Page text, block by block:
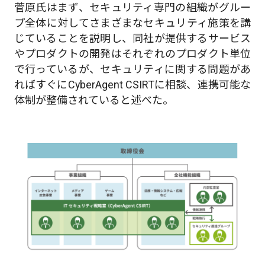
菅原氏はまず、セキュリティ専門の組織がグルー
プ全体に対してさまざまなセキュリティ施策を講
じていることを説明し、同社が提供するサービス
やプロダクトの開発はそれぞれのプロダクト単位
で行っているが、セキュリティに関する問題があ
ればすぐにCyberAgent CSIRTに相談、連携可能な
体制が整備されていると述べた。